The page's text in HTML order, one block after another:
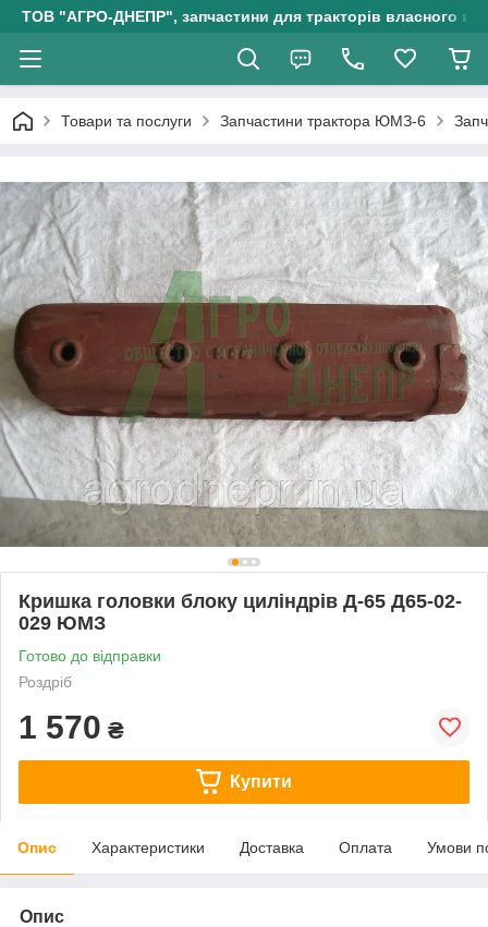
ТОВ "АГРО-ДНЕПР", запчастини для тракторів власного
Товари та послуги Запчастини трактора ЮМЗ-6
Кришка головки блоку циліндрів Д-65 Д65-02-
029 ЮМЗ
Готово до відправки
Роздріб
1 570 ₴
Купити
Опис Характеристики Доставка Оплата Умови
Опис